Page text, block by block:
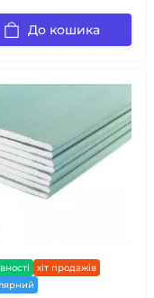
До кошика
хіт продажів